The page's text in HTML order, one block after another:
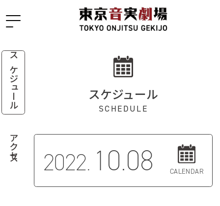
スケジュール
アクセス
スケジュール
SCHEDULE
2022. 10.08 CALENDAR